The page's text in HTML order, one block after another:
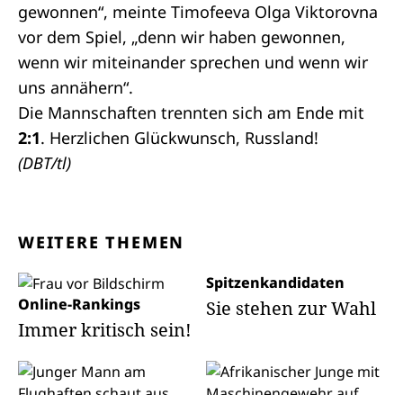
gewonnen“, meinte Timofeeva Olga Viktorovna
vor dem Spiel, „denn wir haben gewonnen,
wenn wir miteinander sprechen und wenn wir
uns annähern“.
Die Mannschaften trennten sich am Ende mit
2:1. Herzlichen Glückwunsch, Russland!
(DBT/tl)
WEITERE THEMEN
Online-Rankings
Immer kritisch sein!
Spitzenkandidaten
Sie stehen zur Wahl